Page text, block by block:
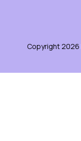
Copyright 2026